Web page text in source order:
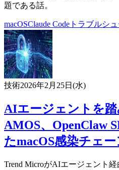
題である話。
macOSClaude Code トラブルシ
技術2026年2月25日(水)
AIエージェントを
AMOS、OpenClaw
たmacOS感染チェー
Trend MicroがAIエージェント